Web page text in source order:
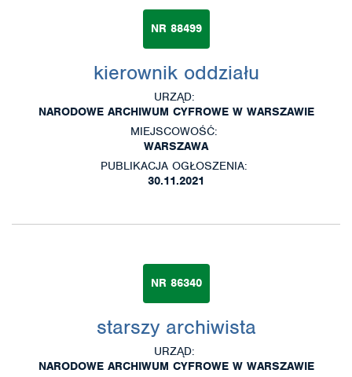
NR 88499
kierownik oddziału
URZĄD:
NARODOWE ARCHIWUM CYFROWE W WARSZAWIE
MIEJSCOWOŚĆ:
WARSZAWA
PUBLIKACJA OGŁOSZENIA:
30.11.2021
NR 86340
starszy archiwista
URZĄD:
NARODOWE ARCHIWUM CYFROWE W WARSZAWIE